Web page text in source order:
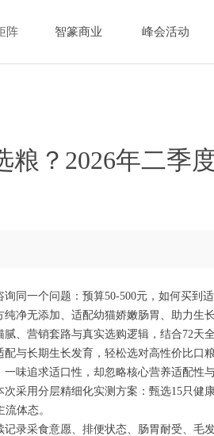
阵 智篆商业 峰会活动
粮？2026年二季
同一个问题：预算50-500元，如何买到
净无添加、适配幼猫娇嫩肠胃、助力生
、营销套路与真实选购逻辑，结合72天
与长期生长发育，轻松选对高性价比口粮
味追求适口性，却忽略核心营养适配性
采用分层精细化实测方案：甄选15只健
体态。
录采食意愿、排便状态、肠胃耐受、毛